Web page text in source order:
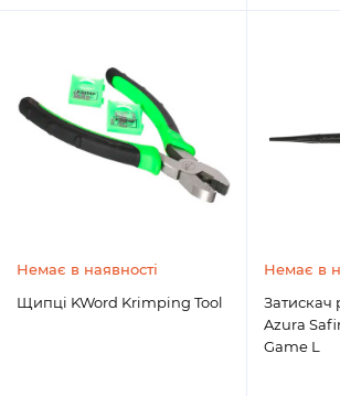
Немає в наявності
Щипці KWord Krimping Tool
Немає в
Затискач
Azura
Game L